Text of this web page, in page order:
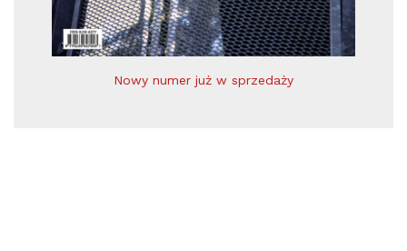
Nowy numer już w sprzedaży